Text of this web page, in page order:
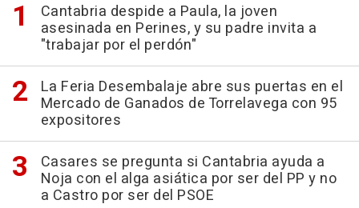
Cantabria despide a Paula, la joven
asesinada en Perines, y su padre invita a
"trabajar por el perdón"
La Feria Desembalaje abre sus puertas en el
Mercado de Ganados de Torrelavega con 95
expositores
Casares se pregunta si Cantabria ayuda a
Noja con el alga asiática por ser del PP y no
a Castro por ser del PSOE